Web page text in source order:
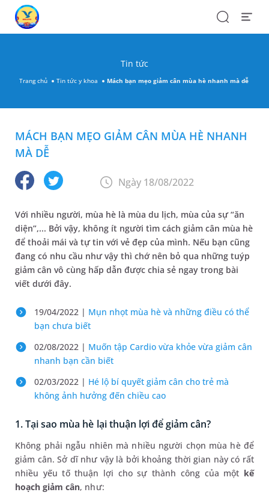
SearchOpen
Tin tức
Trang chủ Tin tức y khoa Mách bạn mẹo giảm cân mùa hè nhanh mà dễ
MÁCH BẠN MẸO GIẢM CÂN MÙA HÈ NHANH
MÀ DỄ
Ngày 18/08/2022
Với nhiều người, mùa hè là mùa du lịch, mùa của sự “ăn
diện”,... Bởi vậy, không ít người tìm cách giảm cân mùa hè
để thoải mái và tự tin với vẻ đẹp của mình. Nếu bạn cũng
đang có nhu cầu như vậy thì chớ nên bỏ qua những tuýp
giảm cân vô cùng hấp dẫn được chia sẻ ngay trong bài
viết dưới đây.
19/04/2022 | Mụn nhọt mùa hè và những điều có thể
bạn chưa biết
02/08/2022 | Muốn tập Cardio vừa khỏe vừa giảm cân
nhanh bạn cần biết
02/03/2022 | Hé lộ bí quyết giảm cân cho trẻ mà
không ảnh hưởng đến chiều cao
1. Tại sao mùa hè lại thuận lợi để giảm cân?
Không phải ngẫu nhiên mà nhiều người chọn mùa hè để
giảm cân. Sở dĩ như vậy là bởi khoảng thời gian này có rất
nhiều yếu tố thuận lợi cho sự thành công của một kế
hoạch giảm cân, như: